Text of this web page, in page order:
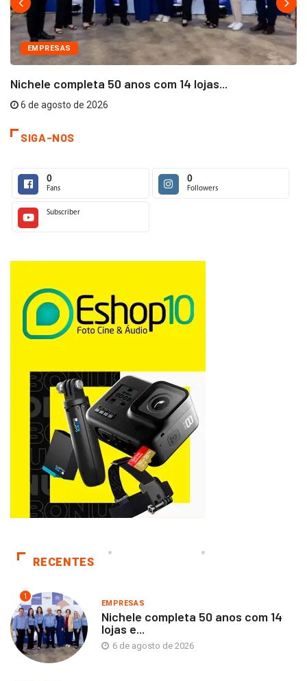
EMPRESAS
Nichele completa 50 anos com 14 lojas...
6 de agosto de 2026
SIGA-NOS
0
Fans
0
Followers
Subscriber
RECENTES
1
EMPRESAS
Nichele completa 50 anos com 14
lojas e...
6 de agosto de 2026